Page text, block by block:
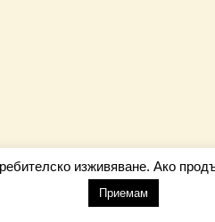
изживяване. Ако
Приемам